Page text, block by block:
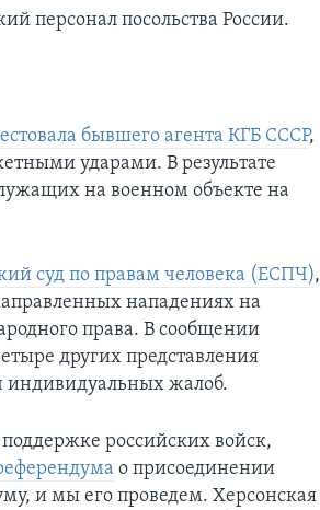
персонал посольства России.
бывшего агента КГБ СССР,
ударами. В результате
на военном объекте на
суд по правам человека (ЕСПЧ),
нападениях на
права. В сообщении
других представления
индивидуальных жалоб.
российских войск,
о присоединении
и мы его проведем. Херсонская